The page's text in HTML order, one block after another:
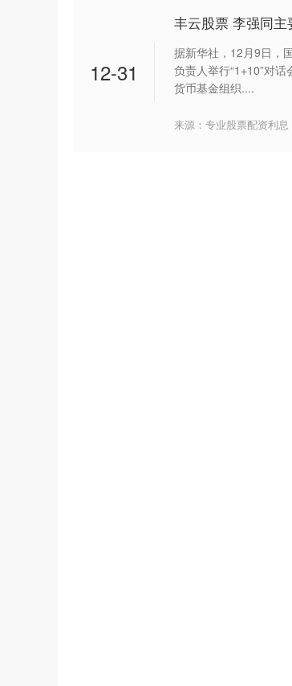
12-31
丰云股票 李强同主
据新华社，12月9日，
负责人举行“1+10”对
货币基金组织....
来源：专业股票配资利息